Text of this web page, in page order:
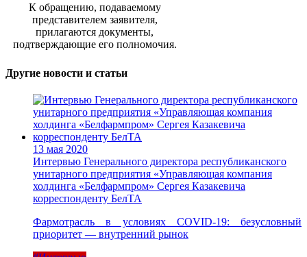
К обращению, подаваемому
представителем заявителя,
прилагаются документы,
подтверждающие его полномочия.
Другие новости и статьи
13 мая 2020
Интервью Генерального директора республиканского
унитарного предприятия «Управляющая компания
холдинга «Белфармпром» Сергея Казакевича
корреспонденту БелТА
Фармотрасль в условиях COVID-19: безусловный
приоритет — внутренний рынок